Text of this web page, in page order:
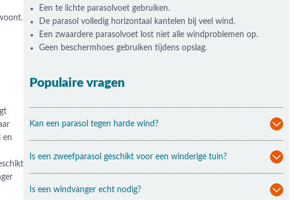
en
Een te lichte parasolvoet gebruiken.
De parasol volledig horizontaal kantelen bij veel wind.
Een zwaardere parasolvoet lost niet alle windproblemen op.
Geen beschermhoes gebruiken tijdens opslag.
Populaire vragen
Kan een parasol tegen harde wind?
Is een zweefparasol geschikt voor een winderige tuin?
Is een windvanger echt nodig?